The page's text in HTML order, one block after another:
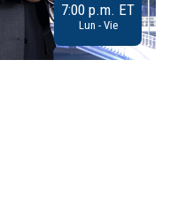
7:00 p.m. ET
Lun - Vie